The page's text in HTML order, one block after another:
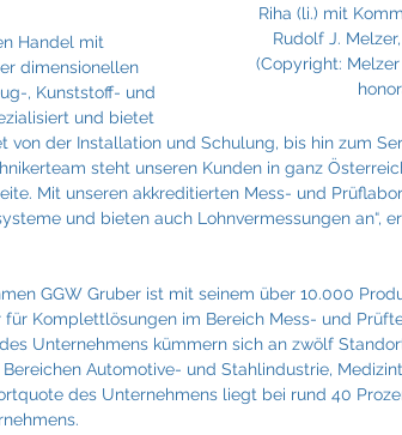
Riha (li.) mit
Rudolf J.
(Copyright:
Handel mit
dimensionellen
, Kunststoff- und
und bietet
der Installation und Schulung, bis hin zum
steht unseren Kunden in ganz
Mit unseren akkreditierten Mess- und
und bieten auch Lohnvermessungen an“,
GGW Gruber ist mit seinem über 10.000
Komplettlösungen im Bereich Mess- und
Unternehmens kümmern sich an zwölf
Automotive- und Stahlindustrie,
des Unternehmens liegt bei rund 40